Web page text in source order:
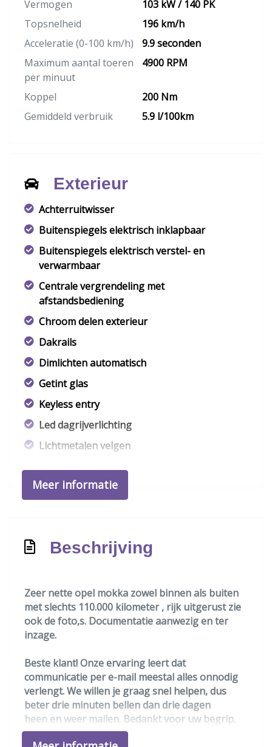
Vermogen
103 kW / 140 PK
Topsnelheid
196 km/h
Acceleratie (0-100 km/h)
9.9 seconden
Maximum aantal toeren
per minuut
4900 RPM
Koppel
200 Nm
Gemiddeld verbruik
5.9 l/100km
Exterieur
Achterruitwisser
Buitenspiegels elektrisch inklapbaar
Buitenspiegels elektrisch verstel- en
verwarmbaar
Centrale vergrendeling met
afstandsbediening
Chroom delen exterieur
Dakrails
Dimlichten automatisch
Getint glas
Keyless entry
Led dagrijverlichting
Lichtmetalen velgen
Mistlampen voor
Warmtewerende voorruit
Anti blokkeer systeem
Apple carplay/android auto
Bestuurdersairbag
Bluetooth
Connected services
Elektronisch stabiliteits programma
Hoofd airbag(s) achter
Meer informatie
Beschrijving
Zeer nette opel mokka zowel binnen als buiten
met slechts 110.000 kilometer , rijk uitgerust zie
ook de foto,s. Documentatie aanwezig en ter
inzage.
Beste klant! Onze ervaring leert dat
communicatie per e-mail meestal alles onnodig
verlengt. We willen je graag snel helpen, dus
beter drie minuten bellen dan drie dagen
heen en weer mailen. Bedankt voor uw begrip.
Volgens de nederlandse wet is contant geld een